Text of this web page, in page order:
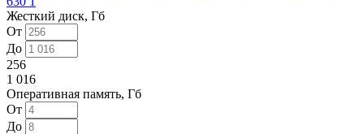
Жесткий диск, Гб
От
До
256
1 016
Оперативная память, Гб
От
До